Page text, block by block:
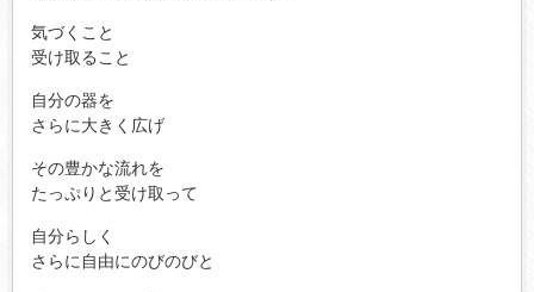
気づくこと
受け取ること
自分の器を
さらに大きく広げ
その豊かな流れを
たっぷりと受け取って
自分らしく
さらに自由にのびのびと